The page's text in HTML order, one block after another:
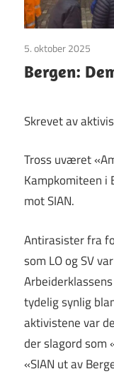
5. oktober 2025
Bergen:
Skrevet av
Tross uværet
Kampkomiteen i
mot SIAN.
Antirasister fra
som LO og SV
tydelig synlig
aktivistene var
der slagord som
«SIAN ut av